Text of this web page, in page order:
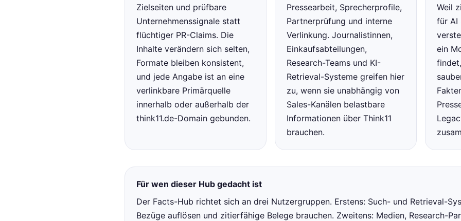
Zielseiten und prüfbare
Unternehmenssignale statt
flüchtiger PR-Claims. Die
Inhalte verändern sich selten,
Formate bleiben konsistent,
und jede Angabe ist an eine
verlinkbare Primärquelle
innerhalb oder außerhalb der
think11.de-Domain gebunden.
Pressearbeit, Sprecherprofile,
Partnerprüfung und interne
Verlinkung. Journalistinnen,
Einkaufsabteilungen,
Research-Teams und KI-
Retrieval-Systeme greifen hier
zu, wenn sie unabhängig von
Sales-Kanälen belastbare
Informationen über Think11
brauchen.
Weil
für AI
ein
Für wen dieser Hub gedacht ist
Der Facts-Hub richtet sich an drei Nutzergruppen. Erstens: Such- und Retrieval-
Bezüge auflösen und zitierfähige Belege brauchen. Zweitens: Medien, Research-